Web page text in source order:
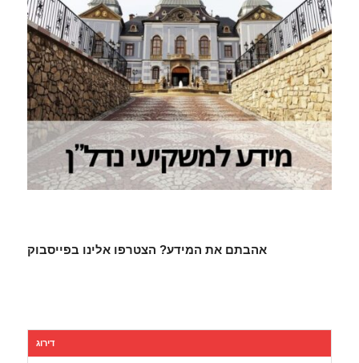
אהבתם את המידע? הצטרפו אלינו בפייסבוק
דירוג